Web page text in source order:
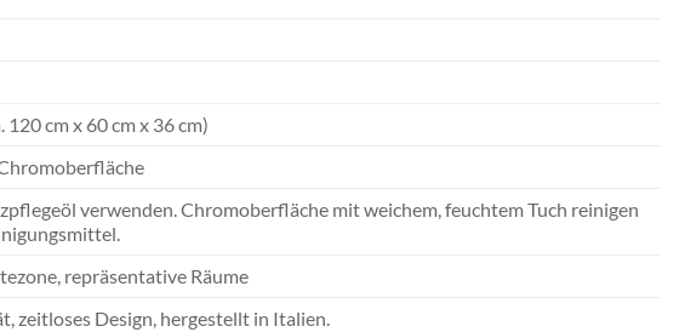
cm x 60 cm x 36 cm)
verwenden. Chromoberfläche mit weichem, feuchtem Tuch reinigen
repräsentative Räume
zeitloses Design, hergestellt in Italien.